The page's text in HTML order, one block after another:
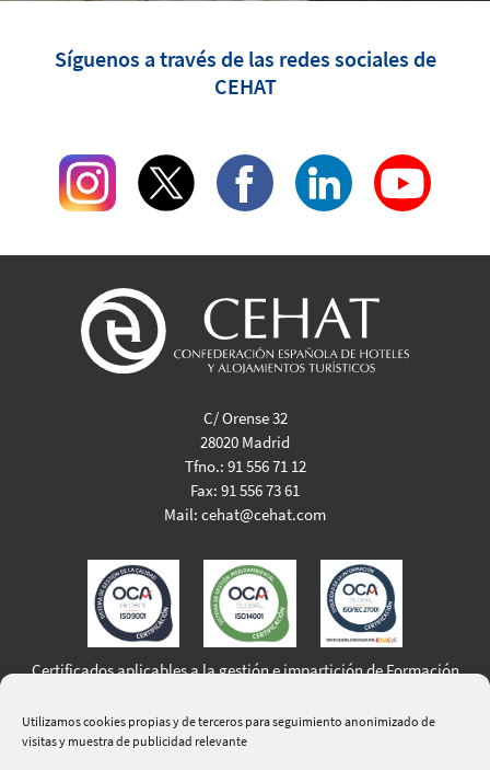
Utilizamos cookies propias y de terceros para seguimiento anonimizado de
visitas y muestra de publicidad relevante
Síguenos a través de las redes sociales de
CEHAT
C/ Orense 32
28020 Madrid
Tfno.: 91 556 71 12
Fax: 91 556 73 61
Mail: cehat@cehat.com
Certificados aplicables a la gestión e impartición de Formación